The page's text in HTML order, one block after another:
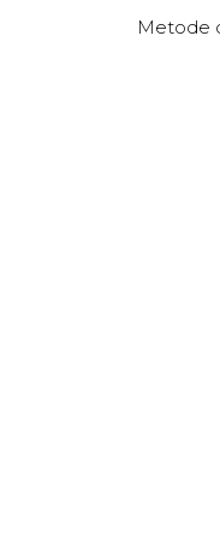
Articole de petrecere
Metode